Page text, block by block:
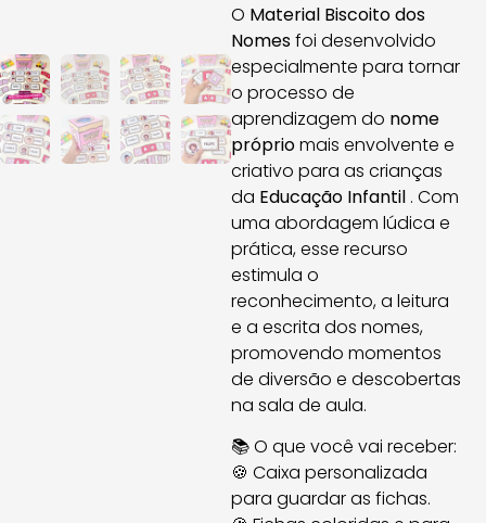
O Material Biscoito dos
Nomesfoi desenvolvido
especialmente para tornar
o processo de
aprendizagem do nome
própriomais envolvente e
criativo para as crianças
da Educação Infantil. Com
uma abordagem lúdica e
prática, esse recurso
estimula o
reconhecimento, a leitura
e a escrita dos nomes,
promovendo momentos
de diversão e descobertas
na sala de aula.
📚 O que você vai receber:
🍪 Caixa personalizada
para guardar as fichas.